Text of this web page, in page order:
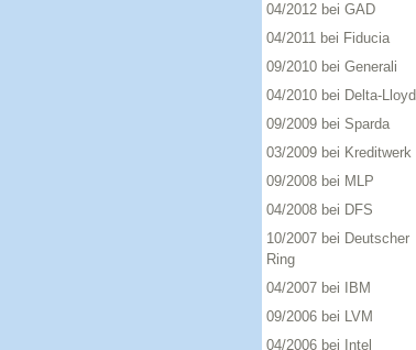
04/2012 bei GAD
04/2011 bei Fiducia
09/2010 bei Generali
04/2010 bei Delta-Lloyd
09/2009 bei Sparda
03/2009 bei Kreditwerk
09/2008 bei MLP
04/2008 bei DFS
10/2007 bei Deutscher
Ring
04/2007 bei IBM
09/2006 bei LVM
04/2006 bei Intel